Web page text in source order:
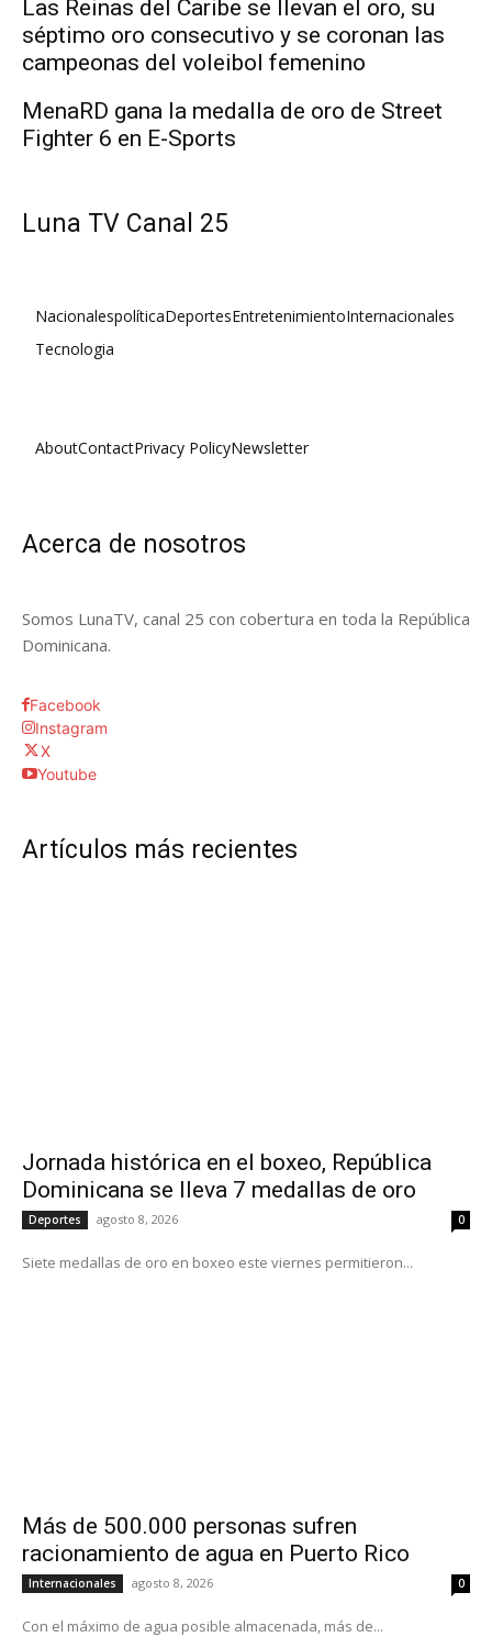
Las Reinas del Caribe se llevan el oro, su
séptimo oro consecutivo y se coronan las
campeonas del voleibol femenino
MenaRD gana la medalla de oro de Street
Fighter 6 en E-Sports
Luna TV Canal 25
NacionalespolíticaDeportesEntretenimientoInternacionales
Tecnologia
AboutContactPrivacy PolicyNewsletter
Acerca de nosotros
Somos LunaTV, canal 25 con cobertura en toda la República
Dominicana.
Facebook
Instagram
X
Youtube
Artículos más recientes
Jornada histórica en el boxeo, República
Dominicana se lleva 7 medallas de oro
Deportes agosto 8, 2026 0
Siete medallas de oro en boxeo este viernes permitieron...
Más de 500.000 personas sufren
racionamiento de agua en Puerto Rico
Internacionales agosto 8, 2026 0
Con el máximo de agua posible almacenada, más de...